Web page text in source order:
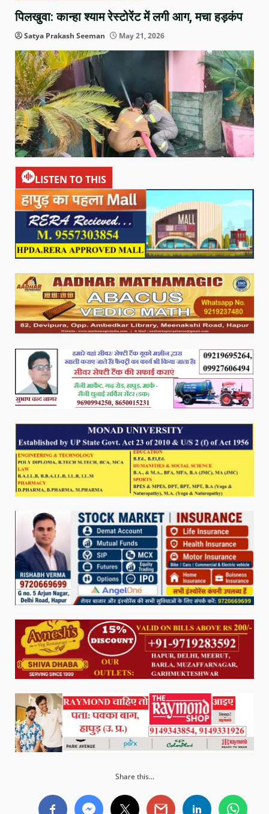
पिलखुवा: कान्हा श्याम रेस्टोरेंट में लगी आग, मचा हड़कंप
Satya Prakash Seeman May 21, 2026
LISTEN TO THIS
Share this...